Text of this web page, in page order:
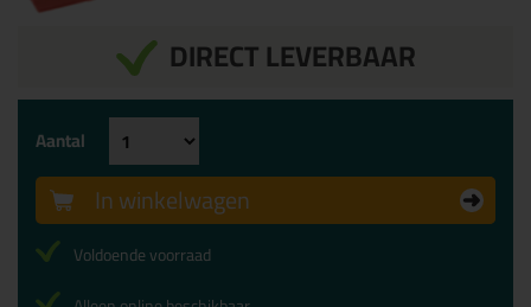
DIRECT LEVERBAAR
Aantal
In winkelwagen
Voldoende voorraad